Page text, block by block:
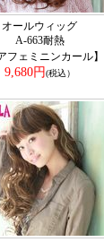
オールウィッグ
A-663耐熱
フェミニンカール】
9,680円(税込）